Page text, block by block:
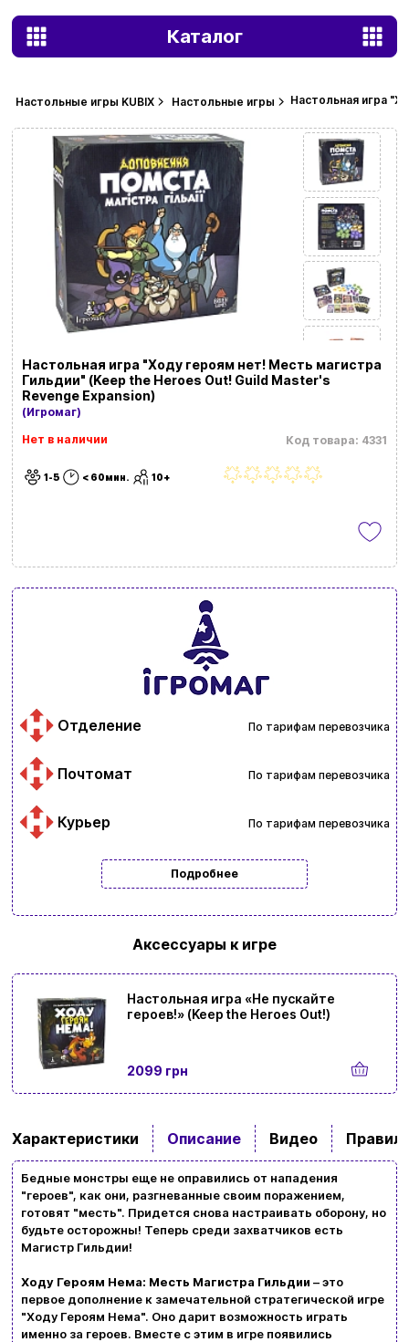
Каталог
Настольные игры KUBIX Настольные игры Настольная игра
Настольная игра "Ходу героям нет! Месть магистра
Гильдии" (Keep the Heroes Out! Guild Master's
Revenge Expansion)
(Игромаг)
Код товара: 4331
Нет в наличии
1-5 < 60мин. 10+
Отделение По тарифам перевозчика
Почтомат По тарифам перевозчика
Курьер По тарифам перевозчика
Подробнее
Аксессуары к игре
2099 грн
Настольная игра «Не пускайте
героев!» (Keep the Heroes Out!)
Характеристики Описание Видео
Бедные монстры еще не оправились от нападения
"героев", как они, разгневанные своим поражением,
готовят "месть". Придется снова настраивать оборону, но
будьте осторожны! Теперь среди захватчиков есть
Магистр Гильдии!
Ходу Героям Нема: Месть Магистра Гильдии – это
первое дополнение к замечательной стратегической игре
"Ходу Героям Нема". Оно дарит возможность играть
именно за героев. Вместе с этим в игре появились
Бренды